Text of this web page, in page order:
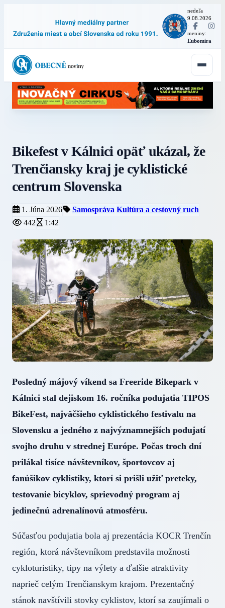
nedeľa
9.08.2026
·
meniny:
Ľubomíra
Bikefest v Kálnici opäť ukázal, že
Trenčiansky kraj je cyklistické
centrum Slovenska
1. Júna 2026 Samospráva Kultúra a cestovný ruch
442
1:42
Posledný májový víkend sa Freeride Bikepark v
Kálnici stal dejiskom 16. ročníka podujatia TIPOS
BikeFest, najväčšieho cyklistického festivalu na
Slovensku a jedného z najvýznamnejších podujatí
svojho druhu v strednej Európe. Počas troch dní
prilákal tisíce návštevníkov, športovcov aj
fanúšikov cyklistiky, ktorí si prišli užiť preteky,
testovanie bicyklov, sprievodný program aj
jedinečnú adrenalínovú atmosféru.
Súčasťou podujatia bola aj prezentácia KOCR Trenčín
región, ktorá návštevníkom predstavila možnosti
cykloturistiky, tipy na výlety a ďalšie atraktivity
naprieč celým Trenčianskym krajom. Prezentačný
stánok navštívili stovky cyklistov, ktorí sa zaujímali o